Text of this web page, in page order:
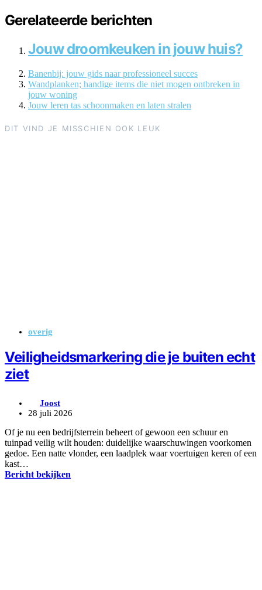
Gerelateerde berichten
Jouw droomkeuken in jouw huis?
Banenbij: jouw gids naar professioneel succes
Wandplanken; handige items die niet mogen ontbreken in
jouw woning
Jouw leren tas schoonmaken en laten stralen
DIT VIND JE MISSCHIEN OOK LEUK
overig
Veiligheidsmarkering die je buiten echt
ziet
Joost
28 juli 2026
Of je nu een bedrijfsterrein beheert of gewoon een schuur en
tuinpad veilig wilt houden: duidelijke waarschuwingen voorkomen
gedoe. Een natte vlonder, een laadplek waar voertuigen keren of een
kast…
Bericht bekijken